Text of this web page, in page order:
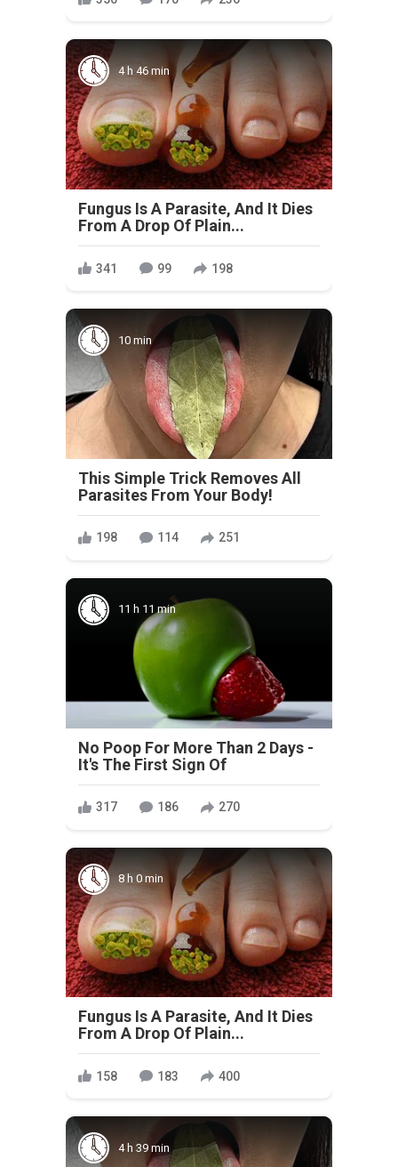
4 h 46 min
Fungus Is A Parasite, And It Dies
From A Drop Of Plain...
341 99 198
10 min
This Simple Trick Removes All
Parasites From Your Body!
198 114 251
11 h 11 min
No Poop For More Than 2 Days -
It's The First Sign Of
317 186 270
8 h 0 min
Fungus Is A Parasite, And It Dies
From A Drop Of Plain...
158 183 400
4 h 39 min